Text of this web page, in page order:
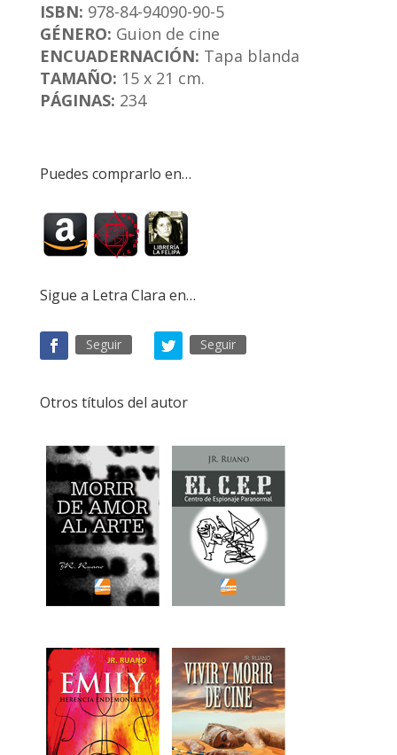
ISBN: 978-84-94090-90-5
GÉNERO: Guion de cine
ENCUADERNACIÓN: Tapa blanda
TAMAÑO: 15 x 21 cm.
PÁGINAS: 234
Puedes comprarlo en…
Sigue a Letra Clara en…
Seguir Seguir
Otros títulos del autor